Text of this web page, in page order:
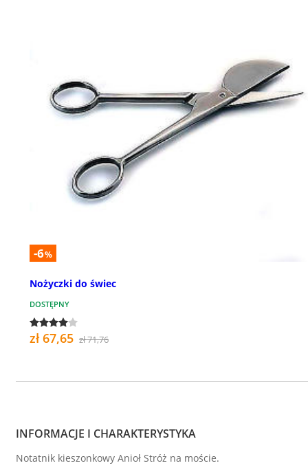
-6%
Nożyczki do świec
DOSTĘPNY
zł 67,65 zł 71,76
INFORMACJE I CHARAKTERYSTYKA
Notatnik kieszonkowy Anioł Stróż na moście.